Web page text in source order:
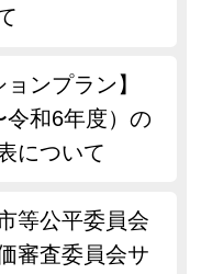
ンプラン】
和6年度）の
について
等公平委員会
審査委員会サ